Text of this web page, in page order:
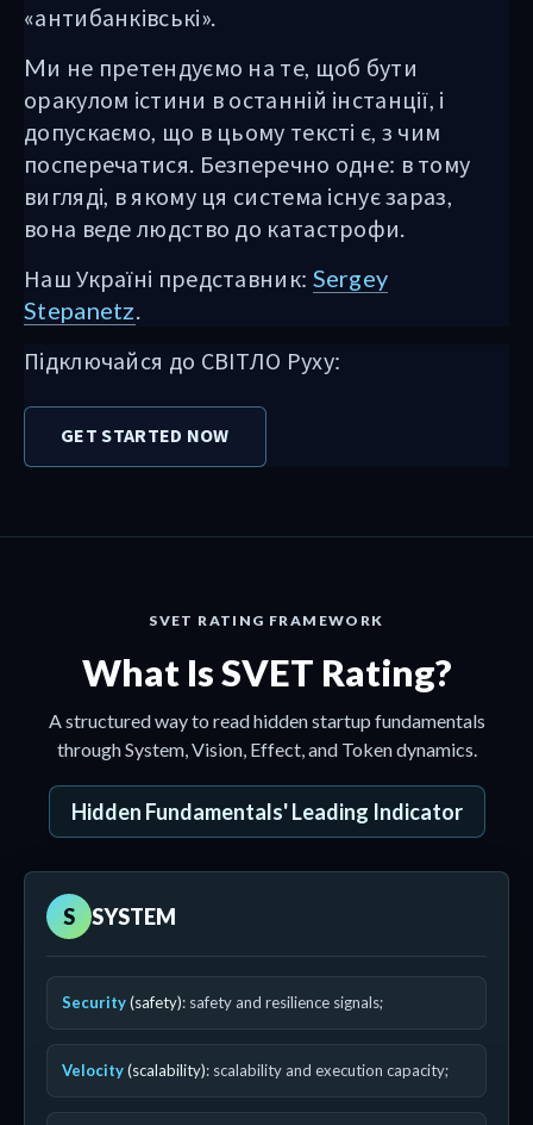
«антибанківські».
Mи не претендуємо на те, щоб бути
оракулом істини в останній інстанції, і
допускаємо, що в цьому тексті є, з чим
посперечатися. Безперечно одне: в тому
вигляді, в якому ця система існує зараз,
вона веде людство до катастрофи.
Наш Україні представник: Sergey
Stepanetz.
Підключайся до СВІТЛО Руху:
GET STARTED NOW
SVET RATING FRAMEWORK
What Is SVET Rating?
A structured way to read hidden startup fundamentals
through System, Vision, Effect, and Token dynamics.
Hidden Fundamentals' Leading Indicator
S SYSTEM
Security(safety): safety and resilience signals;
Velocity(scalability): scalability and execution capacity;